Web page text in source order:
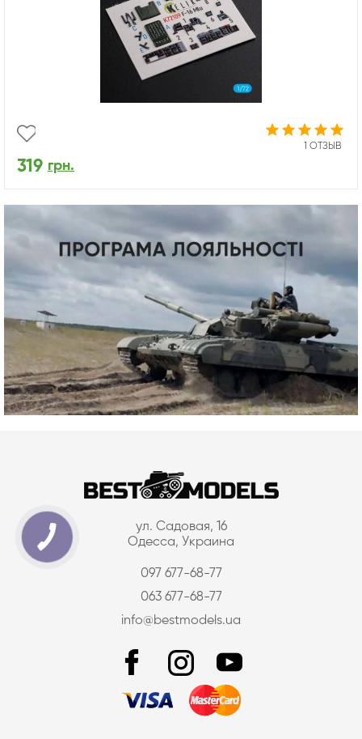
1 ОТЗЫВ
319 грн.
ул. Садовая, 16
Одесса, Украина
097 677-68-77
063 677-68-77
info@bestmodels.ua